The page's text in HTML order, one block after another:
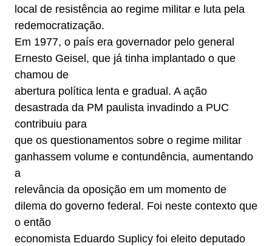
local de resistência ao regime militar e luta pela
redemocratização.
Em 1977, o país era governador pelo general
Ernesto Geisel, que já tinha implantado o que
chamou de
abertura política lenta e gradual. A ação
desastrada da PM paulista invadindo a PUC
contribuiu para
que os questionamentos sobre o regime militar
ganhassem volume e contundência, aumentando
a
relevância da oposição em um momento de
dilema do governo federal. Foi neste contexto que
o então
economista Eduardo Suplicy foi eleito deputado